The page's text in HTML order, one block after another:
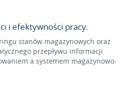
i efektywności pracy.
stanów magazynowych oraz
przepływu informacji
a systemem magazynowo-